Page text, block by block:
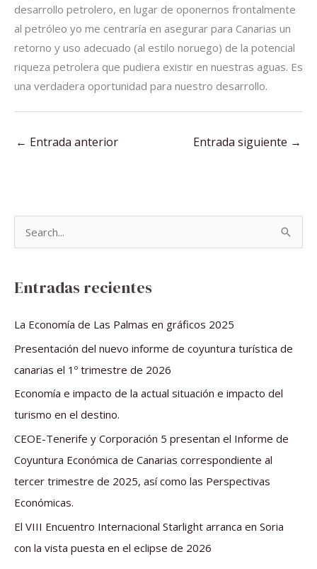
desarrollo petrolero, en lugar de oponernos frontalmente
al petróleo yo me centraría en asegurar para Canarias un
retorno y uso adecuado (al estilo noruego) de la potencial
riqueza petrolera que pudiera existir en nuestras aguas. Es
una verdadera oportunidad para nuestro desarrollo.
← Entrada anterior Entrada siguiente →
a
Entradas recientes
La Economía de Las Palmas en gráficos 2025
Presentación del nuevo informe de coyuntura turística de
canarias el 1º trimestre de 2026
Economía e impacto de la actual situación e impacto del
turismo en el destino.
CEOE-Tenerife y Corporación 5 presentan el Informe de
Coyuntura Económica de Canarias correspondiente al
tercer trimestre de 2025, así como las Perspectivas
Económicas.
El VIII Encuentro Internacional Starlight arranca en Soria
con la vista puesta en el eclipse de 2026